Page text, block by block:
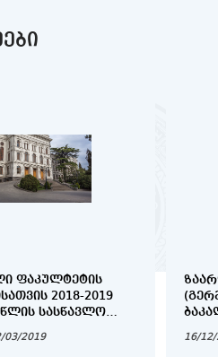
ᲤᲐᲙᲣᲚᲢᲔᲢᲘᲡ
2018-2019
ᲡᲐᲡᲬᲐᲕᲚᲝ
03/2019 16/